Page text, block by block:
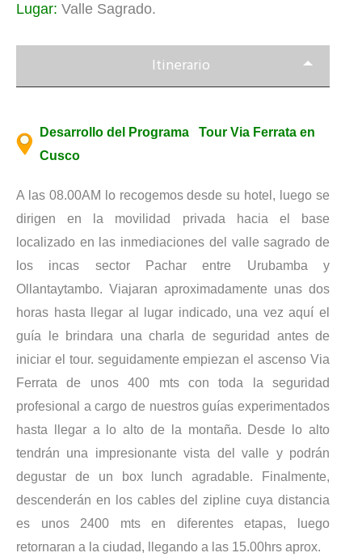
Lugar: Valle Sagrado.
Itinerario
Desarrollo del Programa Tour Via Ferrata en
Cusco
A las 08.00AM lo recogemos desde su hotel, luego se
dirigen en la movilidad privada hacia el base
localizado en las inmediaciones del valle sagrado de
los incas sector Pachar entre Urubamba y
Ollantaytambo. Viajaran aproximadamente unas dos
horas hasta llegar al lugar indicado, una vez aquí el
guía le brindara una charla de seguridad antes de
iniciar el tour. seguidamente empiezan el ascenso Via
Ferrata de unos 400 mts con toda la seguridad
profesional a cargo de nuestros guías experimentados
hasta llegar a lo alto de la montaña. Desde lo alto
tendrán una impresionante vista del valle y podrán
degustar de un box lunch agradable. Finalmente,
descenderán en los cables del zipline cuya distancia
es unos 2400 mts en diferentes etapas, luego
retornaran a la ciudad, llegando a las 15.00hrs aprox.